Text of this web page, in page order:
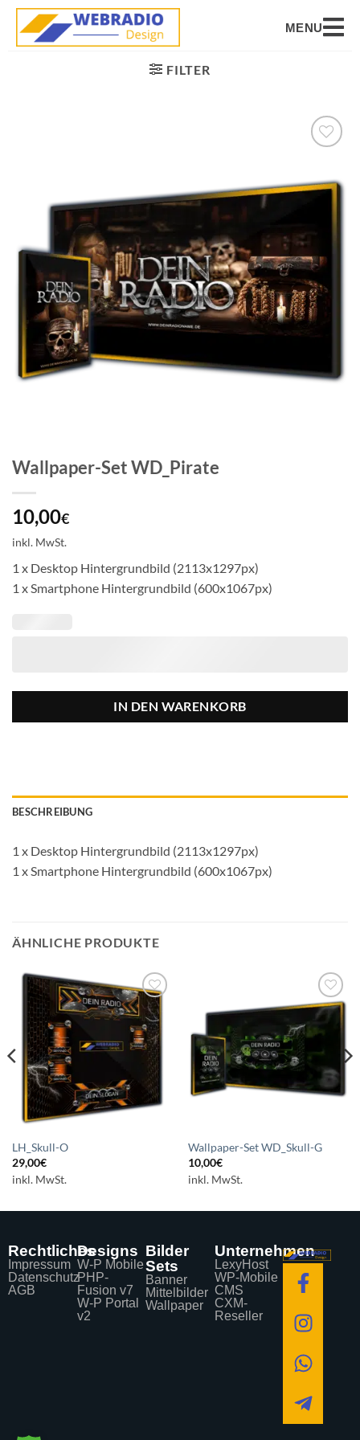
MENU
FILTER
Wunschliste
setzen
Wallpaper-Set WD_Pirate
10,00€
inkl. MwSt.
1 x Desktop Hintergrundbild (2113x1297px)
1 x Smartphone Hintergrundbild (600x1067px)
IN DEN WARENKORB
BESCHREIBUNG
1 x Desktop Hintergrundbild (2113x1297px)
1 x Smartphone Hintergrundbild (600x1067px)
ÄHNLICHE PRODUKTE
Auf die
Wunschliste
setzen
LH_Skull-O
29,00€
inkl. MwSt.
Auf die
Wunschliste
setzen
Wallpaper-Set WD_Skull-G
10,00€
inkl. MwSt.
Rechtliches
Impressum
Datenschutz
AGB
Designs
W-P Mobile
PHP-
Fusion v7
W-P Portal
v2
Bilder
Sets
Banner
Mittelbilder
Wallpaper
Unternehmen
LexyHost
WP-Mobile
CMS
CXM-
Reseller